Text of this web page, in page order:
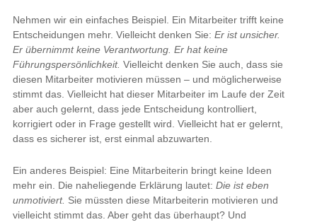
Nehmen wir ein einfaches Beispiel. Ein Mitarbeiter trifft keine
Entscheidungen mehr. Vielleicht denken Sie: Er ist unsicher.
Er übernimmt keine Verantwortung. Er hat keine
Führungspersönlichkeit. Vielleicht denken Sie auch, dass sie
diesen Mitarbeiter motivieren müssen – und möglicherweise
stimmt das. Vielleicht hat dieser Mitarbeiter im Laufe der Zeit
aber auch gelernt, dass jede Entscheidung kontrolliert,
korrigiert oder in Frage gestellt wird. Vielleicht hat er gelernt,
dass es sicherer ist, erst einmal abzuwarten.
Ein anderes Beispiel: Eine Mitarbeiterin bringt keine Ideen
mehr ein. Die naheliegende Erklärung lautet: Die ist eben
unmotiviert. Sie müssten diese Mitarbeiterin motivieren und
vielleicht stimmt das. Aber geht das überhaupt? Und